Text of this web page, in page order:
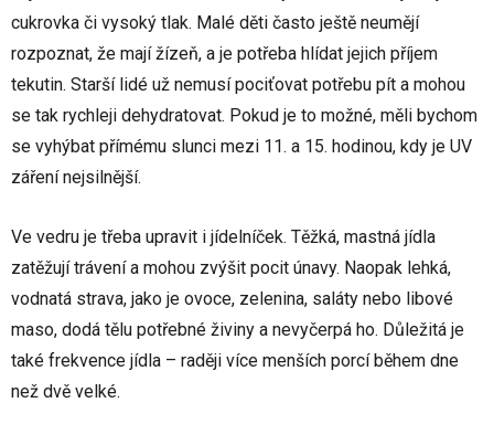
cukrovka či vysoký tlak. Malé děti často ještě neumějí
rozpoznat, že mají žízeň, a je potřeba hlídat jejich příjem
tekutin. Starší lidé už nemusí pociťovat potřebu pít a mohou
se tak rychleji dehydratovat. Pokud je to možné, měli bychom
se vyhýbat přímému slunci mezi 11. a 15. hodinou, kdy je UV
záření nejsilnější.
Ve vedru je třeba upravit i jídelníček. Těžká, mastná jídla
zatěžují trávení a mohou zvýšit pocit únavy. Naopak lehká,
vodnatá strava, jako je ovoce, zelenina, saláty nebo libové
maso, dodá tělu potřebné živiny a nevyčerpá ho. Důležitá je
také frekvence jídla – raději více menších porcí během dne
než dvě velké.